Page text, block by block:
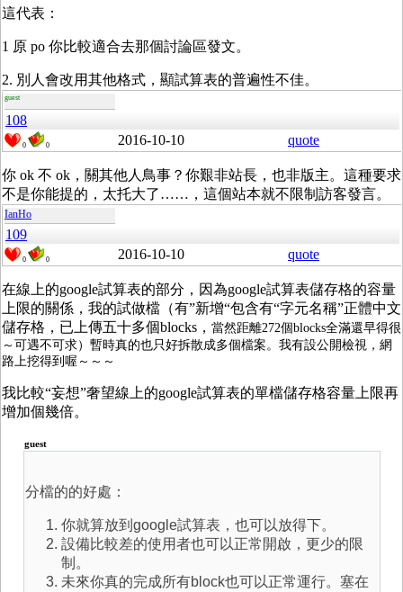
這代表：
1 原 po 你比較適合去那個討論區發文。
2. 別人會改用其他格式，顯試算表的普遍性不佳。
guest
108
0 0 2016-10-10 quote
你 ok 不 ok，關其他人鳥事？你艱非站長，也非版主。這種要求
不是你能提的，太托大了……，這個站本就不限制訪客發言。
IanHo
109
0 0 2016-10-10 quote
在線上的google試算表的部分，因為google試算表儲存格的容量
上限的關係，我的試做檔（有”新增“包含有“字元名稱”正體中文
儲存格，已上傳五十多個blocks， 當然距離272個blocks全滿還早得很
～可遇不可求）暫時真的也只好拆散成多個檔案。我有設公開檢視，網
路上挖得到喔～～～
我比較“妄想”奢望線上的google試算表的單檔儲存格容量上限再
增加個幾倍。
guest
分檔的的好處：
你就算放到google試算表，也可以放得下。
設備比較差的使用者也可以正常開啟，更少的限
制。
未來你真的完成所有block也可以正常運行。塞在